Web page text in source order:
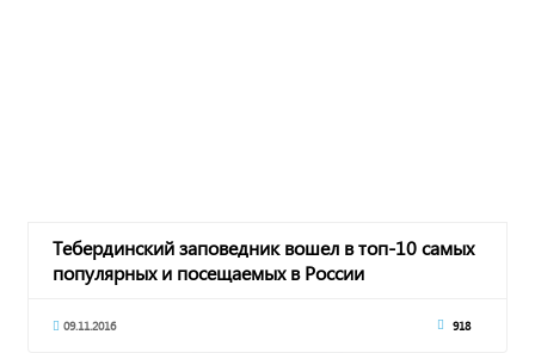
Тебердинский заповедник вошел в топ-10 самых
популярных и посещаемых в России
09.11.2016 918